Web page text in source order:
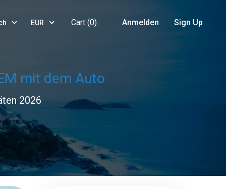
EUR Cart (0) Anmelden Sign Up
mit dem Auto
2026